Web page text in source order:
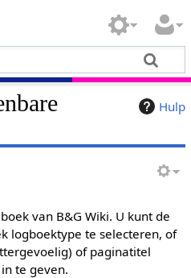
Hulp
van B&G Wiki. U kunt de
logboektype te selecteren, of
of paginatitel
te geven.